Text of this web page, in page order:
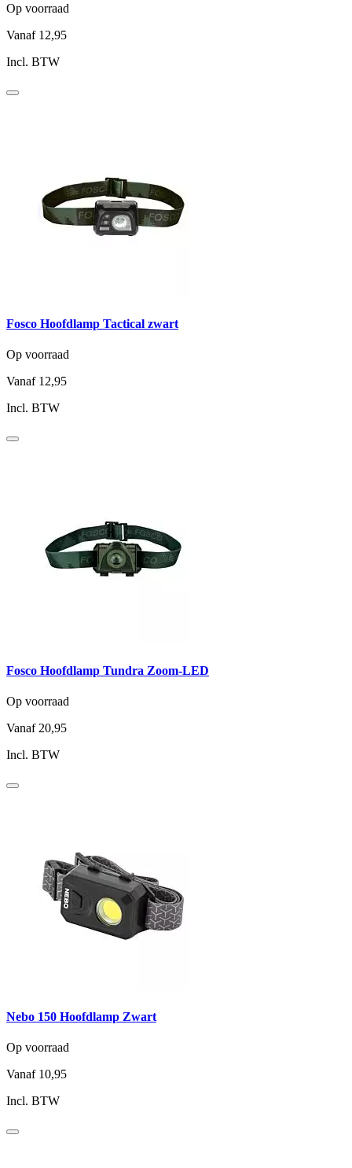
Op voorraad
Vanaf 12,95
Incl. BTW
Fosco Hoofdlamp Tactical zwart
Op voorraad
Vanaf 12,95
Incl. BTW
Fosco Hoofdlamp Tundra Zoom-LED
Op voorraad
Vanaf 20,95
Incl. BTW
Nebo 150 Hoofdlamp Zwart
Op voorraad
Vanaf 10,95
Incl. BTW